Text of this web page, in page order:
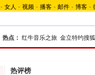
- 女人 - 视频 - 播客 - 邮件 - 博客 -
热点： 红牛音乐之旅 金立特约搜
热评榜